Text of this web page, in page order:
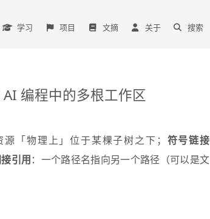
学习 项目 文摘 关于 搜索
编程中的多根工作区
「物理上」位于某棵子树之下； 符号链接
引用：一个路径名指向另一个路径（可以是文